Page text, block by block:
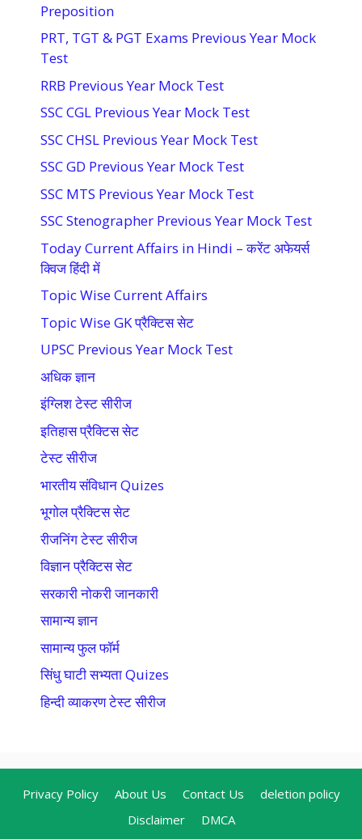
Preposition
PRT, TGT & PGT Exams Previous Year Mock
Test
RRB Previous Year Mock Test
SSC CGL Previous Year Mock Test
SSC CHSL Previous Year Mock Test
SSC GD Previous Year Mock Test
SSC MTS Previous Year Mock Test
SSC Stenographer Previous Year Mock Test
Today Current Affairs in Hindi – करेंट अफेयर्स
क्विज हिंदी में
Topic Wise Current Affairs
Topic Wise GK प्रैक्टिस सेट
UPSC Previous Year Mock Test
अधिक ज्ञान
इंग्लिश टेस्ट सीरीज
इतिहास प्रैक्टिस सेट
टेस्ट सीरीज
भारतीय संविधान Quizes
भूगोल प्रैक्टिस सेट
रीजनिंग टेस्ट सीरीज
विज्ञान प्रैक्टिस सेट
सरकारी नोकरी जानकारी
सामान्य ज्ञान
सामान्य फुल फॉर्म
सिंधु घाटी सभ्यता Quizes
हिन्दी व्याकरण टेस्ट सीरीज
Privacy Policy About Us Contact Us
deletion policy
Disclaimer
DMCA